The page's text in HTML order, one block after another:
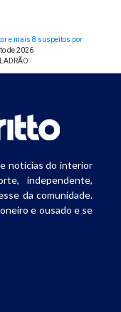
e mais 8 suspeitos por
de 2026
notícias do interior
independente,
da comunidade.
e ousado e se